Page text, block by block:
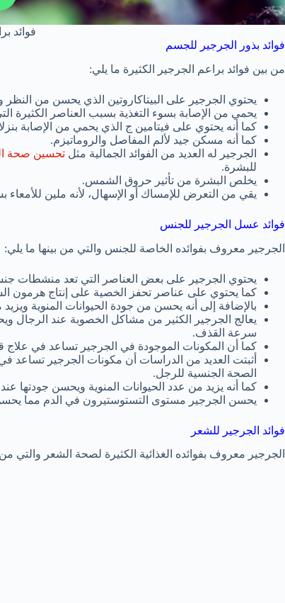
فوائد
فوائد بذور الجرجير للجسم
من بين فوائد براعم الجرجير الكثيرة ما يلي:
يحتوي الجرجير على البيتاكاروتين الذي يحسن من النظر
يحمي من الإصابة بسوء التغذية بسبب العناصر الكثيرة
كما أنه يحتوي على فيتامين ج الذي يحمي من الإصابة
كما أنه مسكن جيد لألم المفاصل والروماتيزم.
الجرجير له العديد من الفوائد الجمالية مثل تحسين صحة
للبشرة.
يخلص البشرة من تأثير حروق الشمس.
يقي من التعرض للإمساك أو الإسهال، لأنه ملين للأمعاء
فوائد عسل الجرجير للجنس
الجرجير معروف بفوائده الخاصة للجنس والتي من بينها ما يلي:
يحتوي الجرجير على بعض العناصر التي تعد منشطات
كما يحتوي على عناصر تحفز الخصية على إنتاج هرمون
بالإضافة إلى أنه يحسن من جودة الحيوانات المنوية
يعالج الجرجير الكثير من مشاكل الخصوبة عند الرجال
سرعة القذف.
كما أن المكونات الموجودة في الجرجير تساعد في علاج
أثبتت العديد من الدراسات أن مكونات الجرجير تساعد
الصحة الجنسية للرجل.
كما أنه يزيد من عدد الحيوانات المنوية ويحسن جودتها
يحسن الجرجير مستوى التستوستيرون في الدم مما
فوائد الجرجير للشعر
الجرجير معروف بفوائده الغذائية الكثيرة لصحة الشعر والتي من